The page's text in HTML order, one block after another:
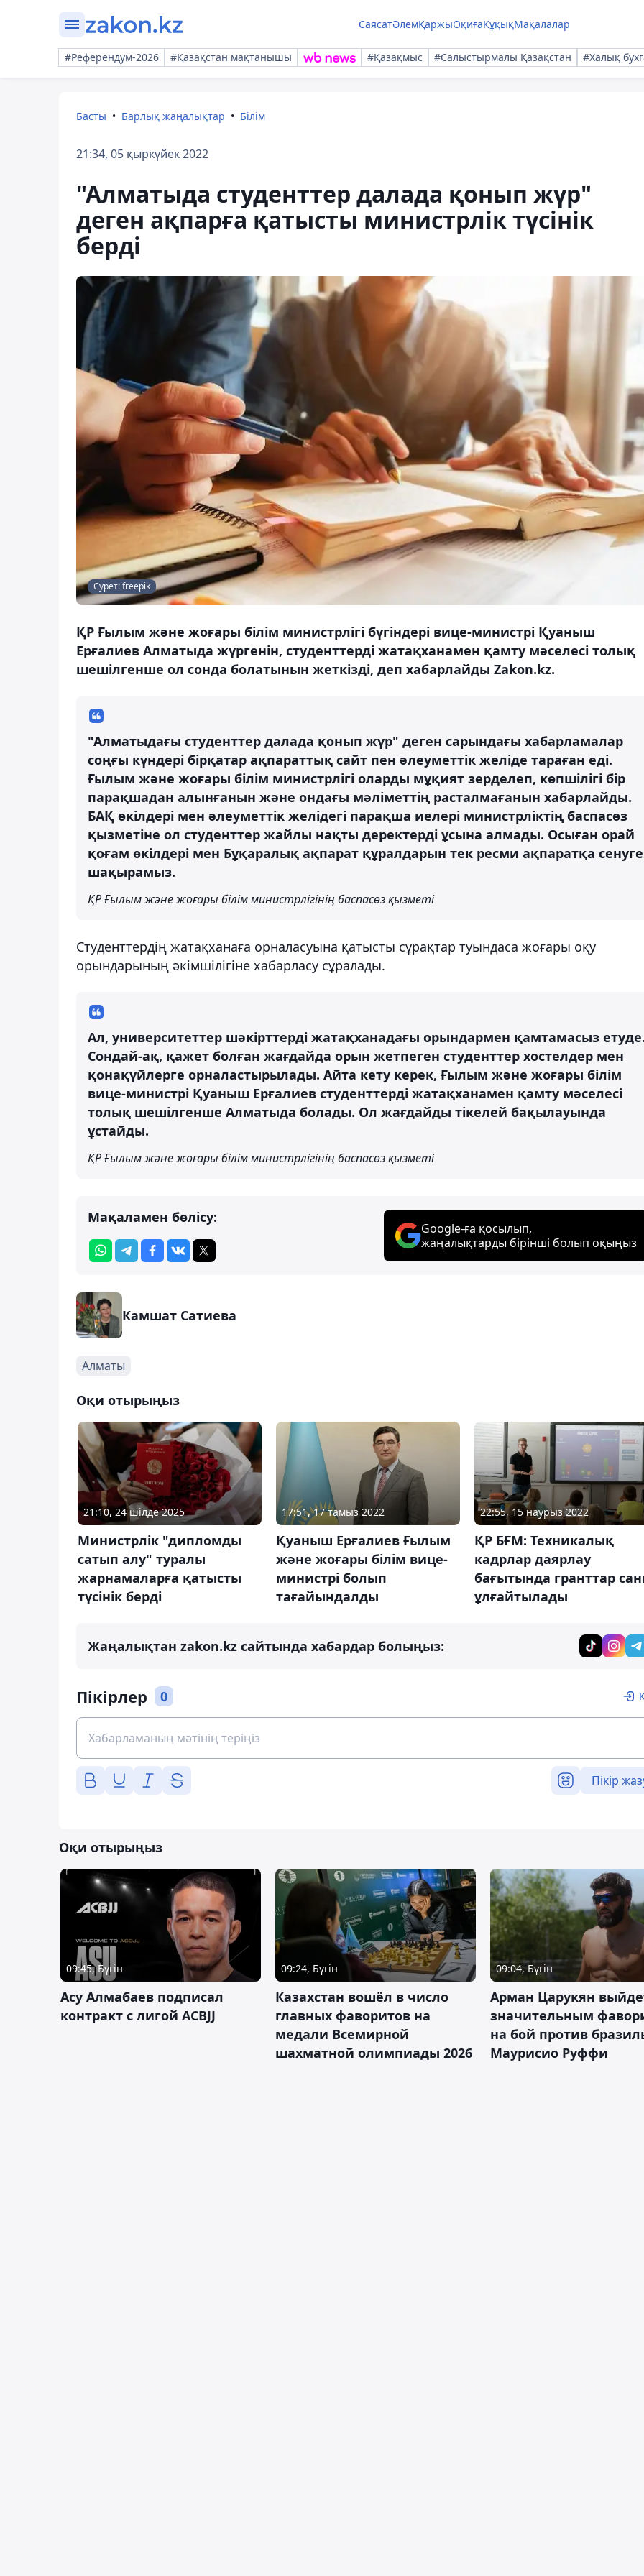
СаясатӘлемҚаржыОқиғаҚұқықМақалалар
#Референдум-2026 #Қазақстан мақтанышы #Қазақмыс #Салыстырмалы Қазақстан #Халық
Басты Барлық жаңалықтар Білім
21:34, 05 қыркүйек 2022
"Алматыда студенттер далада қонып жүр"
деген ақпарға қатысты министрлік түсінік
берді
Сурет: freepik
ҚР Ғылым және жоғары білім министрлігі бүгіндері вице-министрі Қуаныш
Ерғалиев Алматыда жүргенін, студенттерді жатақханамен қамту мәселесі толық
шешілгенше ол сонда болатынын жеткізді, деп хабарлайды Zakon.kz.
"Алматыдағы студенттер далада қонып жүр" деген сарындағы хабарламалар
соңғы күндері бірқатар ақпараттық сайт пен әлеуметтік желіде тараған еді.
Ғылым және жоғары білім министрлігі оларды мұқият зерделеп, көпшілігі бір
парақшадан алынғанын және ондағы мәліметтің расталмағанын хабарлайды.
БАҚ өкілдері мен әлеуметтік желідегі парақша иелері министрліктің баспасөз
қызметіне ол студенттер жайлы нақты деректерді ұсына алмады. Осыған орай
қоғам өкілдері мен Бұқаралық ақпарат құралдарын тек ресми ақпаратқа сенуге
шақырамыз.
ҚР Ғылым және жоғары білім министрлігінің баспасөз қызметі
Студенттердің жатақханаға орналасуына қатысты сұрақтар туындаса жоғары оқу
орындарының әкімшілігіне хабарласу сұралады.
Ал, университеттер шәкірттерді жатақханадағы орындармен қамтамасыз
Сондай-ақ, қажет болған жағдайда орын жетпеген студенттер хостелдер мен
қонақүйлерге орналастырылады. Айта кету керек, Ғылым және жоғары білім
вице-министрі Қуаныш Ерғалиев студенттерді жатақханамен қамту мәселесі
толық шешілгенше Алматыда болады. Ол жағдайды тікелей бақылауында
ұстайды.
ҚР Ғылым және жоғары білім министрлігінің баспасөз қызметі
Мақаламен бөлісу:
Google-ға қосылып,
жаңалықтарды бірінші болып оқыңыз
Камшат Сатиева
Алматы
Оқи отырыңыз
21:10, 24 шілде 2025
Министрлік "дипломды
сатып алу" туралы
жарнамаларға қатысты
түсінік берді
17:51, 17 тамыз 2022
Қуаныш Ерғалиев Ғылым
және жоғары білім вице-
министрі болып
тағайындалды
22:55, 15 наурыз 2022
ҚР БҒМ: Техникалық
кадрлар даярлау
бағытында гранттар
ұлғайтылады
Жаңалықтан zakon.kz сайтында хабардар болыңыз:
Пікірлер 0
Пікір
Оқи отырыңыз
09:45, Бүгін
Асу Алмабаев подписал
контракт с лигой ACBJJ
09:24, Бүгін
Казахстан вошёл в число
главных фаворитов на
медали Всемирной
шахматной олимпиады 2026
09:04, Бүгін
Арман Царукян
значительным
на бой против
Маурисио Руффи